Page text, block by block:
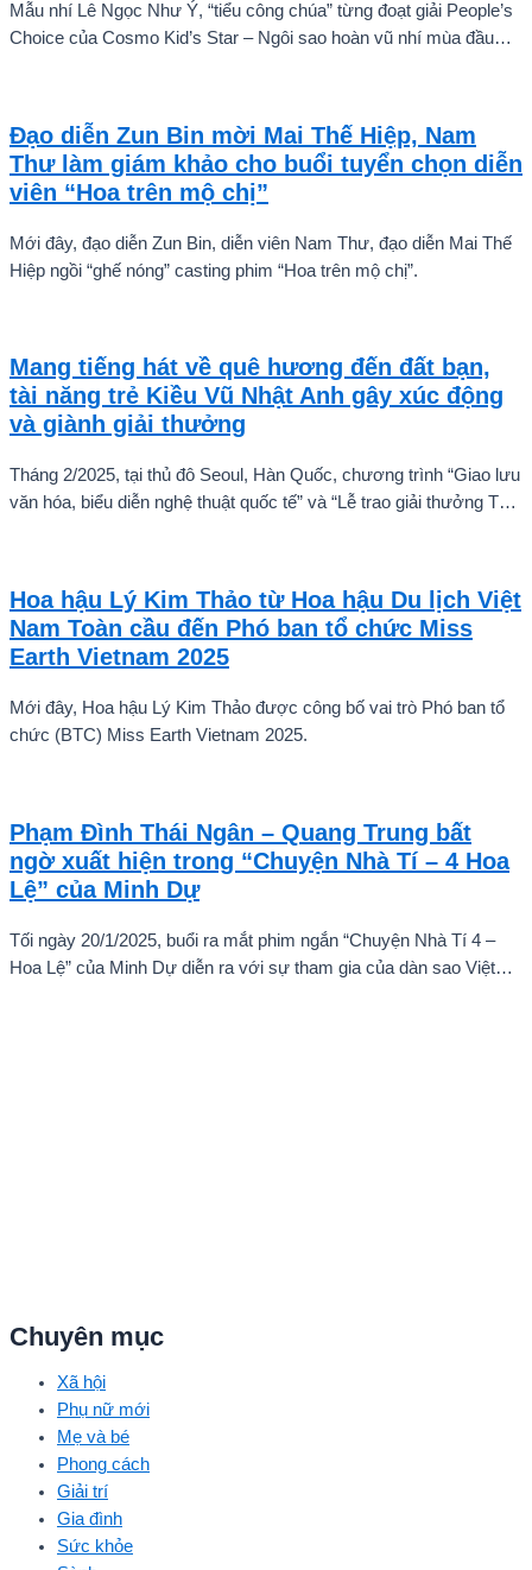
Mẫu nhí Lê Ngọc Như Ý, “tiểu công chúa” từng đoạt giải People’s
Choice của Cosmo Kid’s Star – Ngôi sao hoàn vũ nhí mùa đầu
Đạo diễn Zun Bin mời Mai Thế Hiệp, Nam
Thư làm giám khảo cho buổi tuyển chọn diễn
viên “Hoa trên mộ chị”
Mới đây, đạo diễn Zun Bin, diễn viên Nam Thư, đạo diễn Mai Thế
Hiệp ngồi “ghế nóng” casting phim “Hoa trên mộ chị”.
Mang tiếng hát về quê hương đến đất bạn,
tài năng trẻ Kiều Vũ Nhật Anh gây xúc động
và giành giải thưởng
Tháng 2/2025, tại thủ đô Seoul, Hàn Quốc, chương trình “Giao lưu
văn hóa, biểu diễn nghệ thuật quốc tế” và “Lễ trao giải thưởng Tài
ấn tượng mạnh với giọng hát trữ tình sâu lắng, mang đậm hơi thở
quê hương.
Hoa hậu Lý Kim Thảo từ Hoa hậu Du lịch Việt
Nam Toàn cầu đến Phó ban tổ chức Miss
Earth Vietnam 2025
Mới đây, Hoa hậu Lý Kim Thảo được công bố vai trò Phó ban tổ
chức (BTC) Miss Earth Vietnam 2025.
Phạm Đình Thái Ngân – Quang Trung bất
ngờ xuất hiện trong “Chuyện Nhà Tí – 4 Hoa
Lệ” của Minh Dự
Tối ngày 20/1/2025, buổi ra mắt phim ngắn “Chuyện Nhà Tí 4 –
Hoa Lệ” của Minh Dự diễn ra với sự tham gia của dàn sao Việt
Chuyên mục
Xã hội
Phụ nữ mới
Mẹ và bé
Phong cách
Giải trí
Gia đình
Sức khỏe